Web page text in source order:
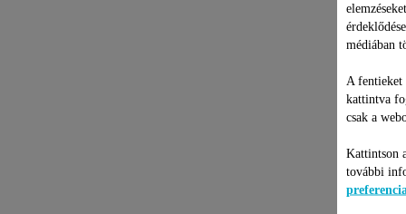
médiában
A fentieket
kattintva
csak a
Kattintson
további